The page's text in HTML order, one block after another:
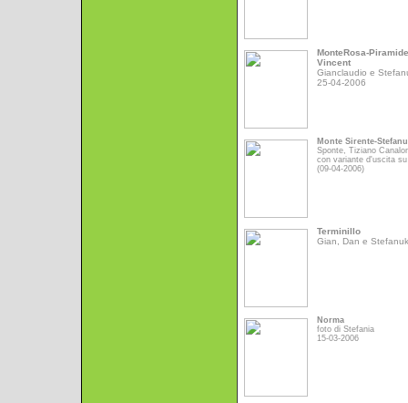
MonteRosa-Piramide
Vincent
Gianclaudio e
25-04-2006
Monte Sirente-
Sponte, Tiziano
con variante d'uscita
(09-04-2006)
Terminillo
Gian, Dan e Stefanuk
Norma
foto di Stefania
15-03-2006